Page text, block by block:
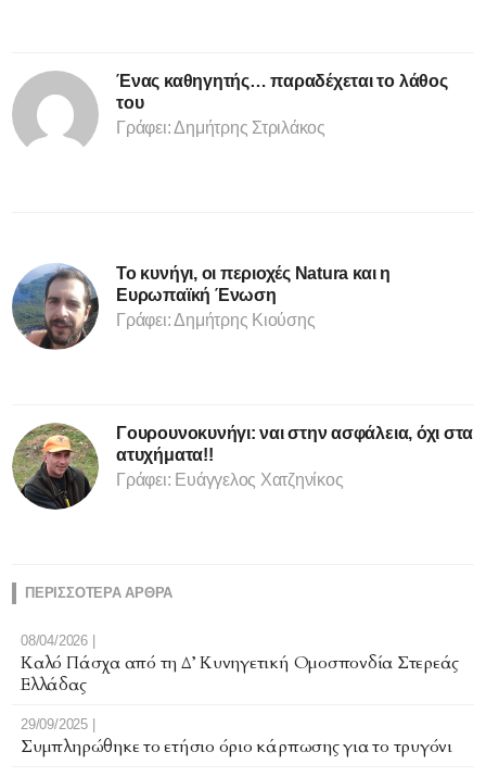
Ένας καθηγητής… παραδέχεται το λάθος
του
Γράφει: Δημήτρης Στριλάκος
Το κυνήγι, οι περιοχές Natura και η
Ευρωπαϊκή Ένωση
Γράφει: Δημήτρης Κιούσης
Γουρουνοκυνήγι: ναι στην ασφάλεια, όχι στα
ατυχήματα!!
Γράφει: Ευάγγελος Χατζηνίκος
ΠΕΡΙΣΣΟΤΕΡΑ ΑΡΘΡΑ
08/04/2026 |
Καλό Πάσχα από τη Δ’ Κυνηγετική Ομοσπονδία Στερεάς
Ελλάδας
29/09/2025 |
Συμπληρώθηκε το ετήσιο όριο κάρπωσης για το τρυγόνι